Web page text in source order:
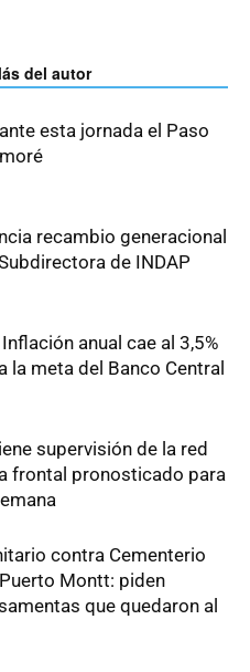
del autor
esta jornada el Paso
recambio generacional
de INDAP
anual cae al 3,5%
la meta del Banco Central
supervisión de la red
frontal pronosticado para
contra Cementerio
Montt: piden
que quedaron al